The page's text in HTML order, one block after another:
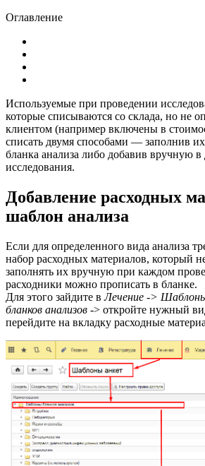
Оглавление
Используемые при проведении
которые списываются со склада, но не
клиентом (например включены в
списать двумя способами — заполнив
бланка анализа либо добавив вручную в
исследования.
Добавление расходных
шаблон анализа
Если для определенного вида анализа
набор расходных материалов, который
заполнять их вручную при каждом
расходники можно прописать в бланке.
Для этого зайдите вЛечение ->
бланков анализов -> откройте нужный
перейдите на вкладку расходные